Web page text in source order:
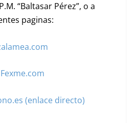
“Baltasar Pérez”, o a
paginas:
Fexme.com
(enlace directo)